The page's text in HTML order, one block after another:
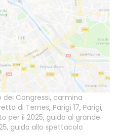
dei Congressi, carmina
di Ternes, Parigi 17, Parigi,
per il 2025, guida al grande
, guida allo spettacolo